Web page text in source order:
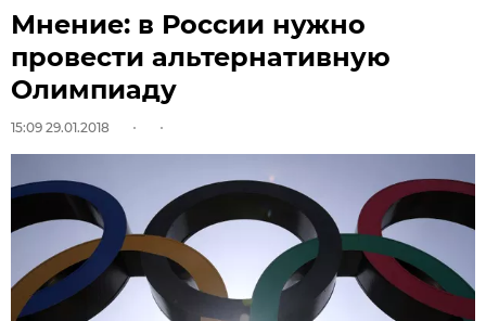
Мнение: в России нужно
провести альтернативную
Олимпиаду
15:09 29.01.2018